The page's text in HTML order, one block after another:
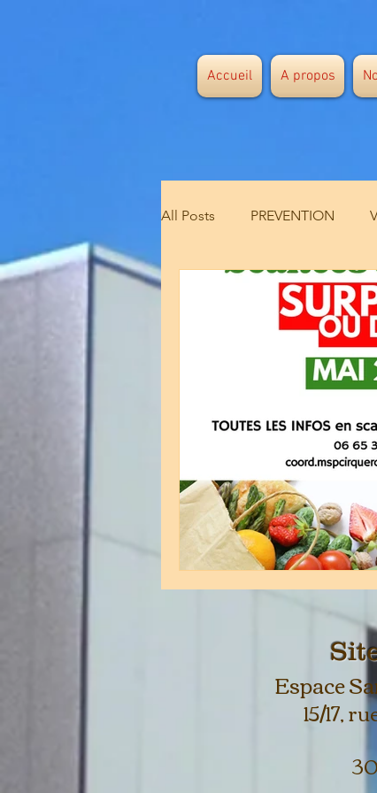
Accueil A propos
All Posts PREVENTION
CHUTE
SANTE SEXUELLE
Espace
15/17,